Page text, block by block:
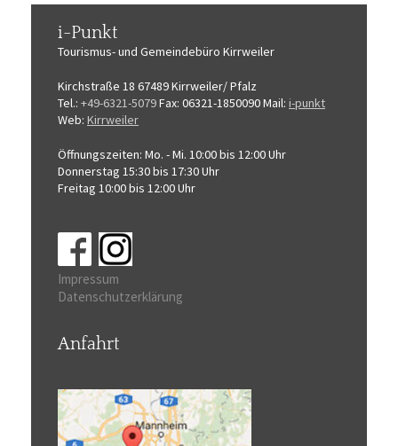
i-Punkt
Tourismus-und Gemeindebüro Kirrweiler
Kirchstraße 18 67489 Kirrweiler/ Pfalz
Tel.: +49-6321-5079Fax: 06321-1850090Mail: i-punkt
Web: Kirrweiler
Öffnungszeiten: Mo. - Mi. 10:00 bis 12:00 Uhr
Donnerstag 15:30 bis 17:30 Uhr
Freitag 10:00 bis 12:00 Uhr
Impressum
Datenschutzerklärung
Anfahrt